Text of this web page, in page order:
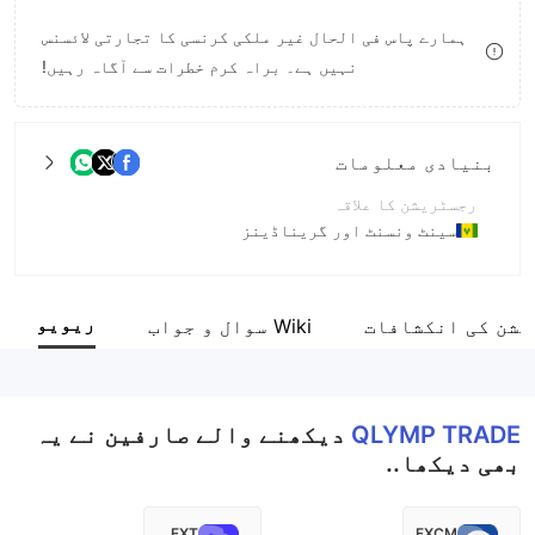
8
ہمارے پاس فی الحال غیر ملکی کرنسی کا تجارتی لائسنس
نہیں ہے۔ براہ کرم خطرات سے آگاہ رہیں!
بنیادی معلومات
رجسٹریشن کا علاقہ
سینٹ ونسنٹ اور گریناڈینز
کمپنی کا مکمل نام
کی انکشافات Wiki سوال و جواب ریویو
QLYMP TRADE دیکھنے والے صارفین نے یہ
بھی دیکھا..